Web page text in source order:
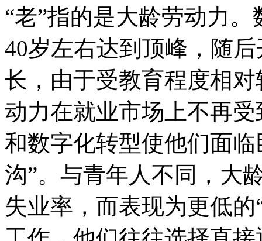
“老”指的是大龄劳动力
40岁左右达到顶峰，随
长，由于受教育程度相
动力在就业市场上不再
和数字化转型使他们面
沟”。与青年人不同，大
失业率，而表现为更低